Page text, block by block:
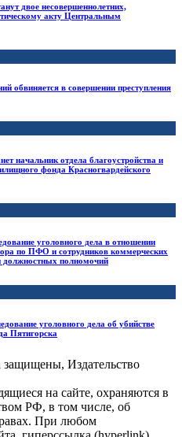
двое несовершеннолетних,
акту Центральным
обвиняется в совершении преступления
начальник отдела благоустройства и
фонда Красногвардейского
уголовного дела в отношении
по ПФО и сотрудников коммерческих
должностных полномочий
уголовного дела об убийстве
Пятигорска
защищены, Издательство
на сайте, охраняются в
РФ, в том числе, об
При любом